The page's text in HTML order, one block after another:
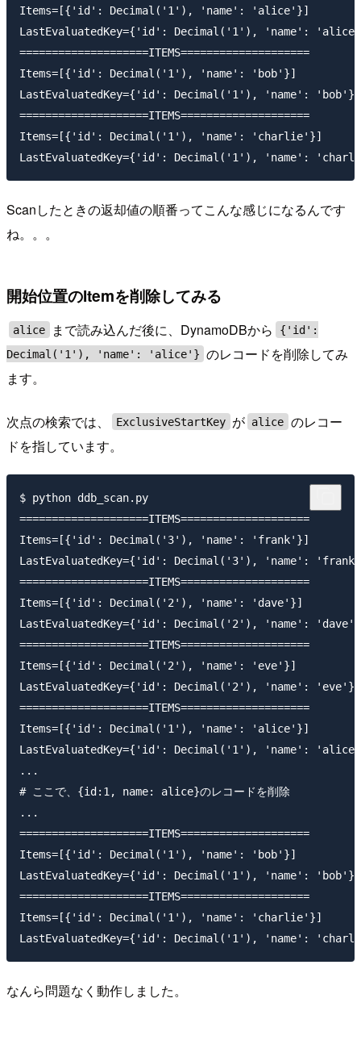
Items=[{'id': Decimal('1'), 'name': 'alice'}]
LastEvaluatedKey={'id': Decimal('1'), 'name':
====================ITEMS====================
Items=[{'id': Decimal('1'), 'name': 'bob'}]
LastEvaluatedKey={'id': Decimal('1'), 'name': 'bob'}
====================ITEMS====================
Items=[{'id': Decimal('1'), 'name': 'charlie'}]
Scanしたときの返却値の順番ってこんな感じになるんです
ね。。。
開始位置のItemを削除してみる
alice まで読み込んだ後に、DynamoDBから
{'id':
Decimal('1'), 'name': 'alice'} のレコードを削除してみ
ます。
次点の検索では、 ExclusiveStartKey が alice のレコー
ドを指しています。
$ python ddb_scan.py
====================ITEMS====================
Items=[{'id': Decimal('3'), 'name': 'frank'}]
LastEvaluatedKey={'id': Decimal('3'), 'name':
====================ITEMS====================
Items=[{'id': Decimal('2'), 'name': 'dave'}]
LastEvaluatedKey={'id': Decimal('2'), 'name': 'dave'}
====================ITEMS====================
Items=[{'id': Decimal('2'), 'name': 'eve'}]
LastEvaluatedKey={'id': Decimal('2'), 'name': 'eve'}
====================ITEMS====================
Items=[{'id': Decimal('1'), 'name': 'alice'}]
LastEvaluatedKey={'id': Decimal('1'), 'name':
...
# ここで、{id:1, name: alice}のレコードを削除
...
====================ITEMS====================
Items=[{'id': Decimal('1'), 'name': 'bob'}]
LastEvaluatedKey={'id': Decimal('1'), 'name': 'bob'}
====================ITEMS====================
Items=[{'id': Decimal('1'), 'name': 'charlie'}]
なんら問題なく動作しました。